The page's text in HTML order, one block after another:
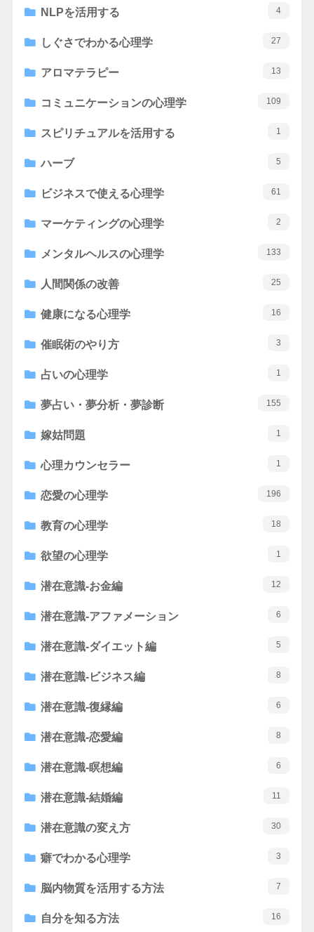
NLPを活用する 4
しぐさでわかる心理学 27
アロマテラピー 13
コミュニケーションの心理学 109
スピリチュアルを活用する 1
ハーブ 5
ビジネスで使える心理学 61
マーケティングの心理学 2
メンタルヘルスの心理学 133
人間関係の改善 25
健康になる心理学 16
催眠術のやり方 3
占いの心理学 1
夢占い・夢分析・夢診断 155
嫁姑問題 1
心理カウンセラー 1
恋愛の心理学 196
教育の心理学 18
欲望の心理学 1
潜在意識-お金編 12
潜在意識-アファメーション 6
潜在意識-ダイエット編 5
潜在意識-ビジネス編 8
潜在意識-復縁編 6
潜在意識-恋愛編 8
潜在意識-瞑想編 6
潜在意識-結婚編 11
潜在意識の変え方 30
癖でわかる心理学 3
脳内物質を活用する方法 7
自分を知る方法 16